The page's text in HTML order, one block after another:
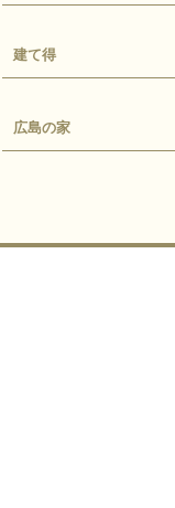
建て得
広島の家